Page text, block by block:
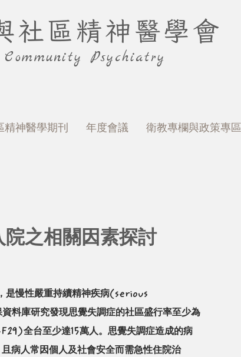
社區精神醫學會
Psychiatry
神醫學期刊 年度會議 衛教專欄與政策專區
之相關因素探討
是慢性嚴重持續精神疾病(serious
庫研究發現思覺失調症的社區盛行率至少為
全台至少達15萬人。思覺失調症造成的病
病人常因個人及社會安全而需急性住院治